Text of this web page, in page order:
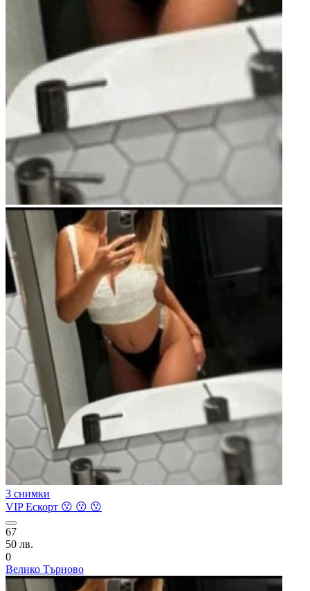
3 снимки
VIP Ескорт 😗 😗 😗
67
50 лв.
0
Велико Търново